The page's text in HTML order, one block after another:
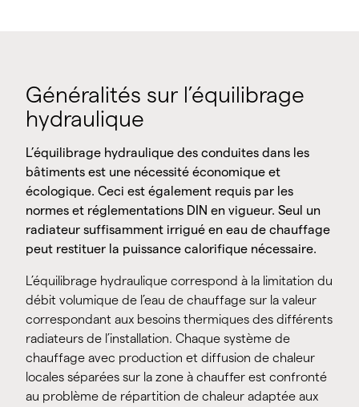
Généralités sur l’équilibrage
hydraulique
L’équilibrage hydraulique des conduites dans les
bâtiments est une nécessité économique et
écologique. Ceci est également requis par les
normes et réglementations DIN en vigueur. Seul un
radiateur suffisamment irrigué en eau de chauffage
peut restituer la puissance calorifique nécessaire.
L’équilibrage hydraulique correspond à la limitation du
débit volumique de l’eau de chauffage sur la valeur
correspondant aux besoins thermiques des différents
radiateurs de l’installation. Chaque système de
chauffage avec production et diffusion de chaleur
locales séparées sur la zone à chauffer est confronté
au problème de répartition de chaleur adaptée aux